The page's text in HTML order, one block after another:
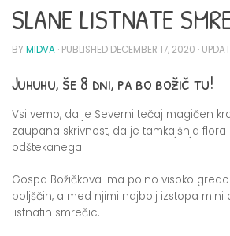
SLANE LISTNATE
BYMIDVA · PUBLISHED DECEMBER 17, 2020 ·
Juhuhu, še 8 dni, pa bo božič tu!
Vsi vemo, da je Severni tečaj magičen
zaupana skrivnost, da je tamkajšnja
odštekanega.
Gospa Božičkova ima polno visoko
poljščin, a med njimi najbolj izstopa mini
listnatih smrečic.